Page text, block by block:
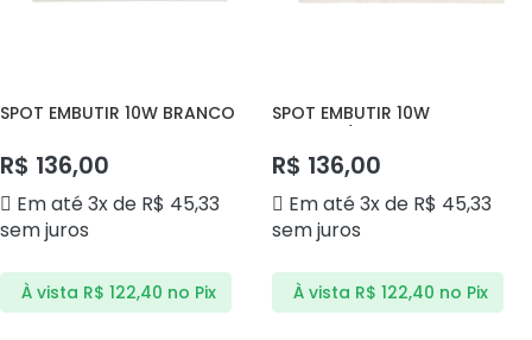
SPOT EMBUTIR 10W BRANCO
R$ 136,00
Em até 3x de R$ 45,33
sem juros
À vista R$ 122,40 no Pix
SPOT EMBUTIR 10W
DS4087 DELIS
R$ 136,00
Em até 3x de R$ 45,33
sem juros
À vista R$ 122,40 no Pix